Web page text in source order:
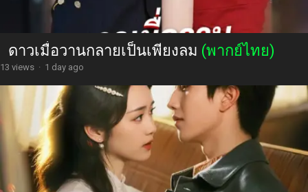
ดาวเมื่อวานกลายเป็นเพียงลม (พากย์ไทย)
13 views · 1 day ago